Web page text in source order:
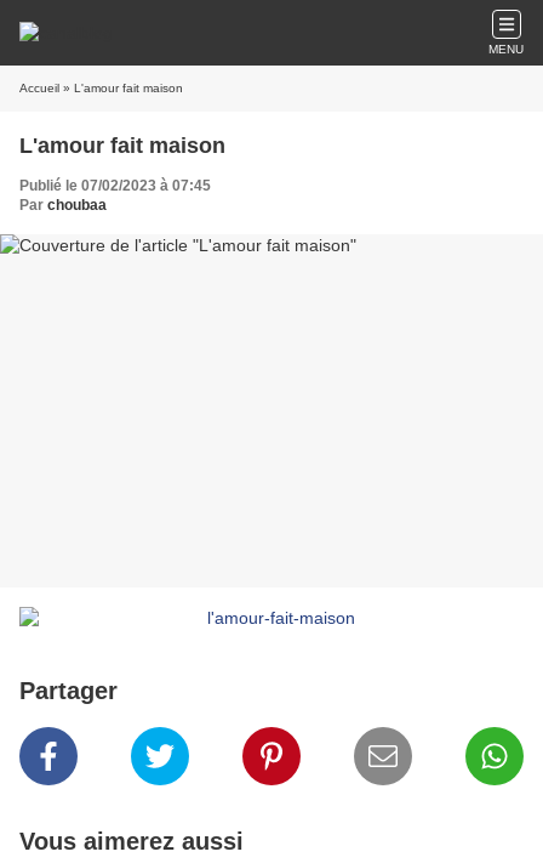
MENU
Accueil » L'amour fait maison
L'amour fait maison
Publié le 07/02/2023 à 07:45
Par choubaa
Partager
Vous aimerez aussi